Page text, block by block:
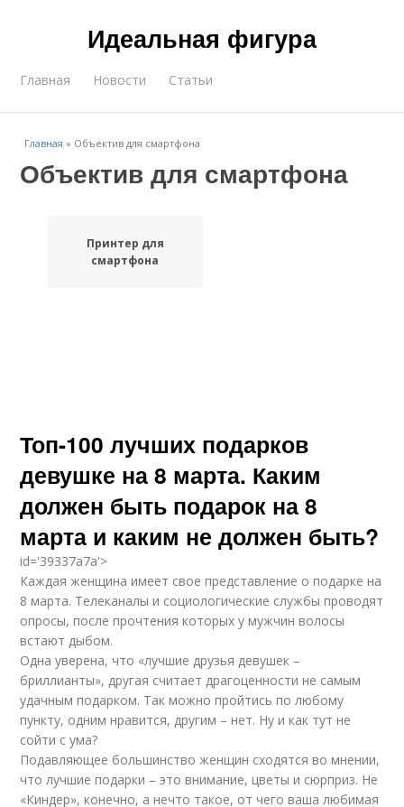
Идеальная фигура
Главная Новости Статьи
Главная » Объектив для смартфона
Объектив для смартфона
Принтер для
смартфона
Топ-100 лучших подарков
девушке на 8 марта. Каким
должен быть подарок на 8
марта и каким не должен быть?
id='39337a7a'>
Каждая женщина имеет свое представление о подарке на
8 марта. Телеканалы и социологические службы проводят
опросы, после прочтения которых у мужчин волосы
встают дыбом.
Одна уверена, что «лучшие друзья девушек –
бриллианты», другая считает драгоценности не самым
удачным подарком. Так можно пройтись по любому
пункту, одним нравится, другим – нет. Ну и как тут не
сойти с ума?
Подавляющее большинство женщин сходятся во мнении,
что лучшие подарки – это внимание, цветы и сюрприз. Не
«Киндер», конечно, а нечто такое, от чего ваша любимая